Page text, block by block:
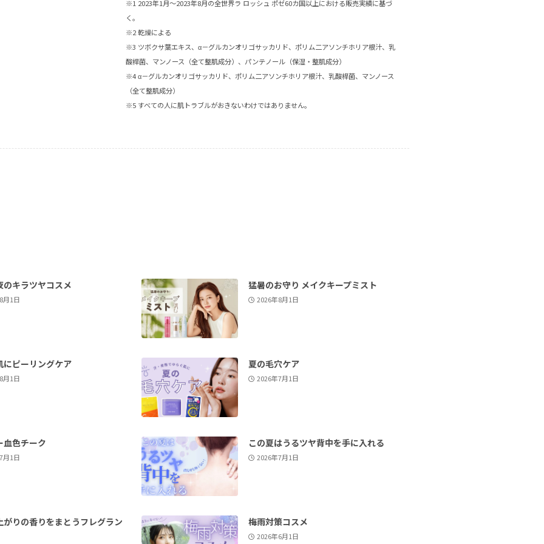
※1 2023年1月～2023年8月の全世界ラ ロッシュ ポゼ60カ国以上における販売実績に基づ
く。
※2 乾燥による
※3 ツボクサ葉エキス、α－グルカンオリゴサッカリド、ポリム二アソンチホリア根汁、乳
酸桿菌、マンノース（全て整肌成分）、パンテノール（保湿・整肌成分）
※4 α－グルカンオリゴサッカリド、ポリム二アソンチホリア根汁、乳酸桿菌、マンノース
（全て整肌成分）
※5 すべての人に肌トラブルがおきないわけではありません。
のキラツヤコスメ
月1日
猛暑のお守り メイクキープミスト
2026年8月1日
にピーリングケア
月1日
夏の毛穴ケア
2026年7月1日
血色チーク
月1日
この夏はうるツヤ背中を手に入れる
2026年7月1日
がりの香りをまとうフレグラン
梅雨対策コスメ
2026年6月1日